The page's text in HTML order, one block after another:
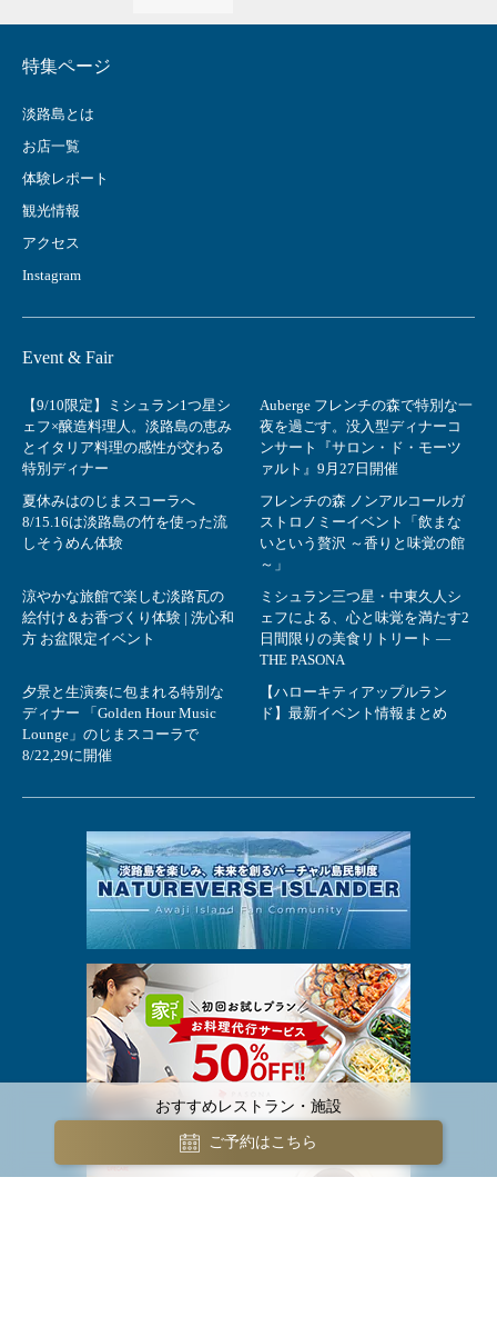
特集ページ
淡路島とは
お店一覧
体験レポート
観光情報
アクセス
Instagram
Event & Fair
【9/10限定】ミシュラン1つ星シ
ェフ×醸造料理人。淡路島の恵み
とイタリア料理の感性が交わる
特別ディナー
Auberge フレンチの森で特別な一
夜を過ごす。没入型ディナーコ
ンサート『サロン・ド・モーツ
ァルト』9月27日開催
夏休みはのじまスコーラへ
8/15.16は淡路島の竹を使った流
しそうめん体験
フレンチの森 ノンアルコールガ
ストロノミーイベント「飲まな
いという贅沢 ～香りと味覚の館
～」
涼やかな旅館で楽しむ淡路瓦の
絵付け＆お香づくり体験 | 洗心和
方 お盆限定イベント
ミシュラン三つ星・中東久人シ
ェフによる、心と味覚を満たす2
日間限りの美食リトリート ―
THE PASONA
夕景と生演奏に包まれる特別な
ディナー 「Golden Hour Music
Lounge」のじまスコーラで
8/22,29に開催
【ハローキティアップルラン
ド】最新イベント情報まとめ
おすすめレストラン・施設
ご予約はこちら